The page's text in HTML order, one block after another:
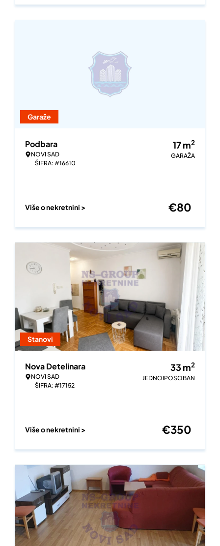
Garaže
Podbara
NOVI SAD
ŠIFRA: #16610
17m2
GARAŽA
Više o nekretnini > €80
Stanovi
Nova Detelinara
NOVI SAD
ŠIFRA: #17152
33 m2
JEDNOIPOSOBAN
Više o nekretnini > €350